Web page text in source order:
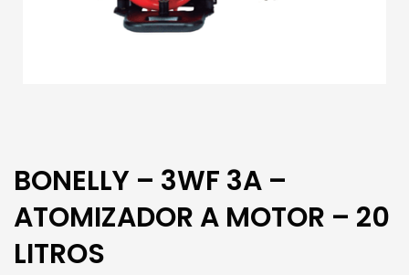
BONELLY – 3WF 3A –
ATOMIZADOR A MOTOR – 20
LITROS